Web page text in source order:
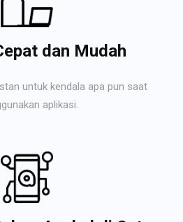
dan Mudah
untuk kendala apa pun saat
aplikasi.